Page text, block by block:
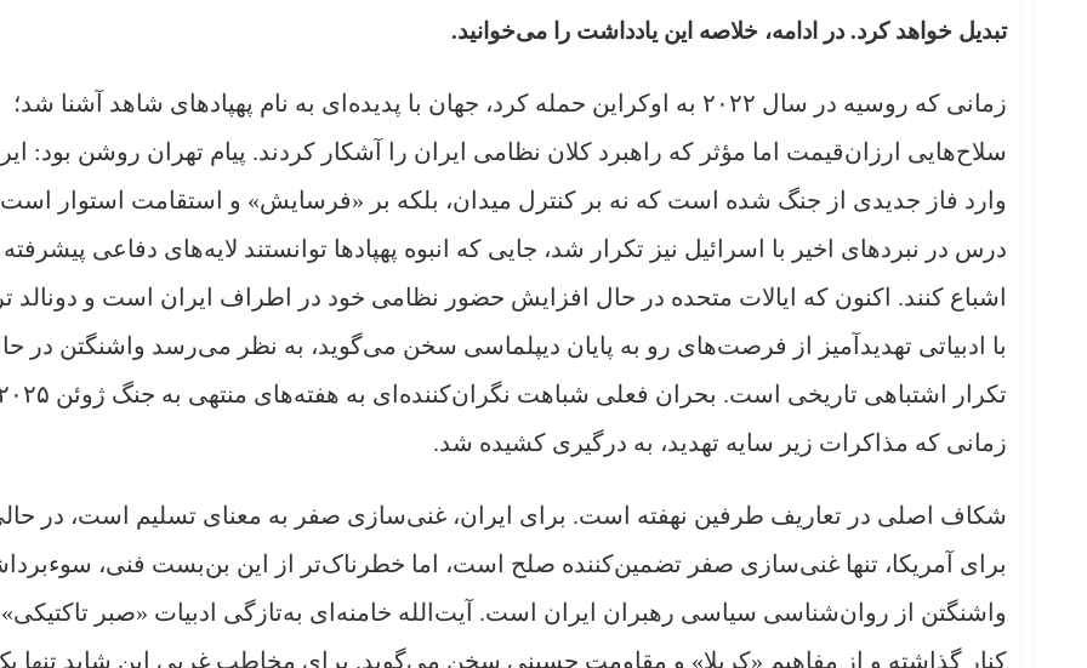
تبدیل خواهد کرد. در ادامه، خلاصه این یادداشت را می‌خوانید.
زمانی که روسیه در سال ۲۰۲۲ به اوکراین حمله کرد، جهان با پدیده‌ای به نام پهپادهای شاهد آشنا شد؛
سلاح‌هایی ارزان‌قیمت اما مؤثر که راهبرد کلان نظامی ایران را آشکار کردند. پیام تهران روشن بود:
وارد فاز جدیدی از جنگ شده است که نه بر کنترل میدان، بلکه بر «فرسایش» و استقامت استوار
درس در نبردهای اخیر با اسرائیل نیز تکرار شد، جایی که انبوه پهپادها توانستند لایه‌های دفاعی پیشرفته
اشباع کنند. اکنون که ایالات متحده در حال افزایش حضور نظامی خود در اطراف ایران است و دونالد
با ادبیاتی تهدیدآمیز از فرصت‌های رو به پایان دیپلماسی سخن می‌گوید، به نظر می‌رسد واشنگتن در
زمانی که مذاکرات زیر سایه تهدید، به درگیری کشیده شد.
شکاف اصلی در تعاریف طرفین نهفته است. برای ایران، غنی‌سازی صفر به معنای تسلیم است، در
برای آمریکا، تنها غنی‌سازی صفر تضمین‌کننده صلح است، اما خطرناک‌تر از این بن‌بست فنی،
واشنگتن از روان‌شناسی سیاسی رهبران ایران است. آیت‌الله خامنه‌ای به‌تازگی ادبیات «صبر تاکتیکی»
کنار گذاشته و از مفاهیم «کربلا» و مقاومت حسینی سخن می‌گوید. برای مخاطب غربی این شاید تنها